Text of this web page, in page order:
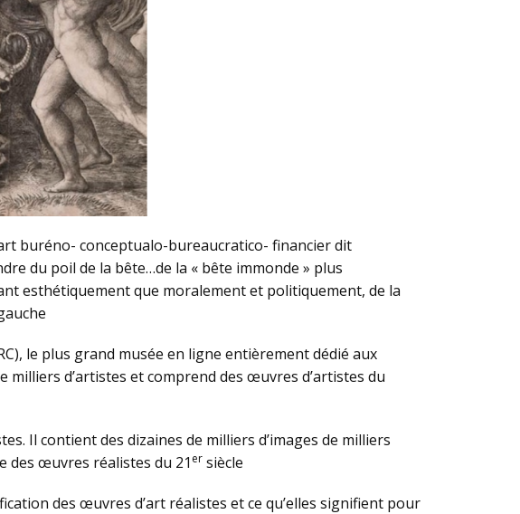
buréno- conceptualo-bureaucratico- financier dit
du poil de la bête…de la « bête immonde » plus
esthétiquement que moralement et politiquement, de la
le plus grand musée en ligne entièrement dédié aux
d’artistes et comprend des œuvres d’artistes du
Il contient des dizaines de milliers d’images de milliers
des œuvres réalistes du 21 er siècle
des œuvres d’art réalistes et ce qu’elles signifient pour